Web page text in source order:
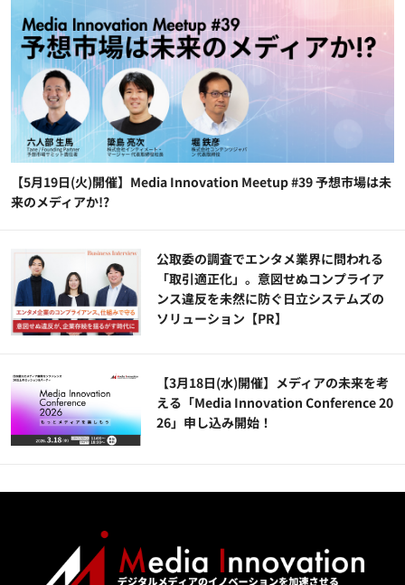
【5月19日(火)開催】Media Innovation Meetup #39 予想市場は未
来のメディアか!?
公​​取委の調査でエンタメ業界に問われる
「取引適正化」。意図せぬコンプライア
ンス違反を未然に防ぐ日立システムズの
ソリューション​【PR】
【3月18日(水)開催】メディアの未来を考
える「Media Innovation Conference 20
26」申し込み開始！